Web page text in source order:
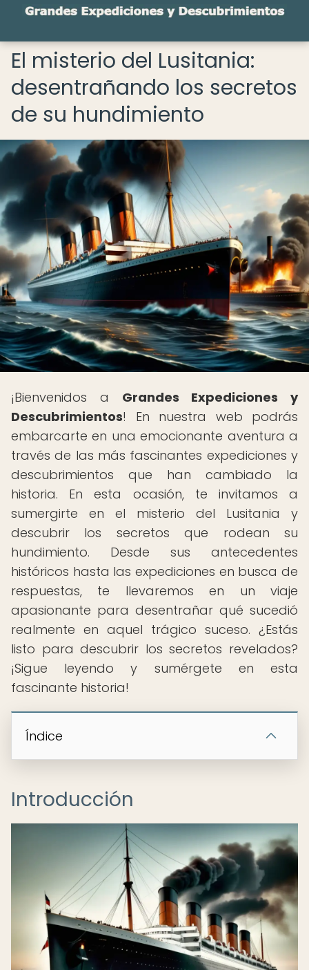
El misterio del Lusitania:
desentrañando los secretos
de su hundimiento
¡Bienvenidos a Grandes Expediciones y
Descubrimientos! En nuestra web podrás
embarcarte en una emocionante aventura a
través de las más fascinantes expediciones y
descubrimientos que han cambiado la
historia. En esta ocasión, te invitamos a
sumergirte en el misterio del Lusitania y
descubrir los secretos que rodean su
hundimiento. Desde sus antecedentes
históricos hasta las expediciones en busca de
respuestas, te llevaremos en un viaje
apasionante para desentrañar qué sucedió
realmente en aquel trágico suceso. ¿Estás
listo para descubrir los secretos revelados?
¡Sigue leyendo y sumérgete en esta
fascinante historia!
Índice
Introducción